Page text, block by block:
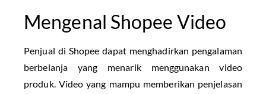
Mengenal Shopee Video
Penjual di Shopee dapat menghadirkan pengalaman
berbelanja yang menarik menggunakan video
produk. Video yang mampu memberikan penjelasan